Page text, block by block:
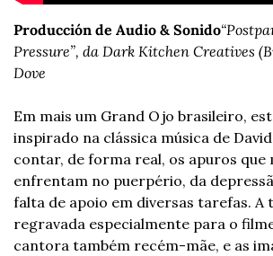
Producción de Audio & Sonido
Pressure”, da Dark Kitchen Creatives
Dove
Em mais um Grand Ojo brasileiro,
inspirado na clássica música de
contar, de forma real, os apuros que
enfrentam no puerpério, da
falta de apoio em diversas tarefas. A
regravada especialmente para o
cantora também recém-mãe, e as